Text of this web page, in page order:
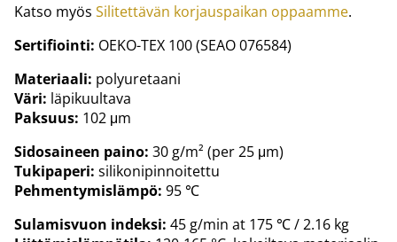
Katso myös Silitettävän korjauspaikan oppaamme.
Sertifiointi: OEKO-TEX 100 (SEAO 076584)
Materiaali: polyuretaani
Väri: läpikuultava
Paksuus: 102 μm
Sidosaineen paino: 30 g/m² (per 25 μm)
Tukipaperi: silikonipinnoitettu
Pehmentymislämpö: 95 ℃
Sulamisvuon indeksi: 45 g/min at 175 ℃ / 2.16 kg